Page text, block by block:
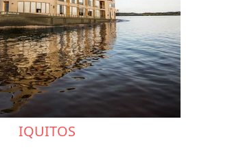
IQUITOS